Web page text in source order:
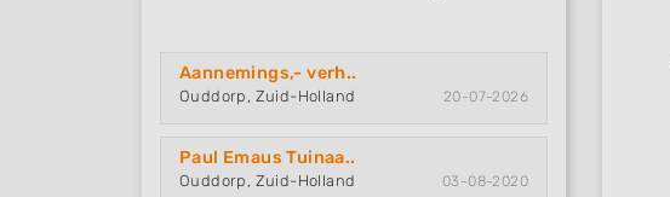
Aannemings,- verh..
Ouddorp, Zuid-Holland 20-07-2026
Paul Emaus Tuinaa..
Ouddorp, Zuid-Holland 03-08-2020